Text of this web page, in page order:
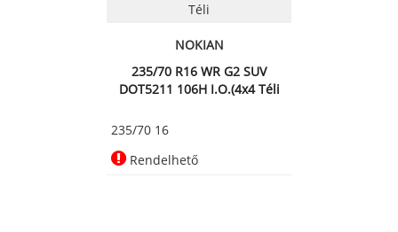
Téli
NOKIAN
235/70 R16 WR G2 SUV
DOT5211 106H I.O.(4x4 Téli
235/70 16
Rendelhető